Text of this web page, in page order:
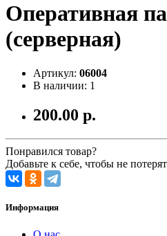
Оперативная
(серверная)
Артикул: 06004
В наличии: 1
200.00 р.
Понравился товар?
Добавьте к себе, чтобы не
Информация